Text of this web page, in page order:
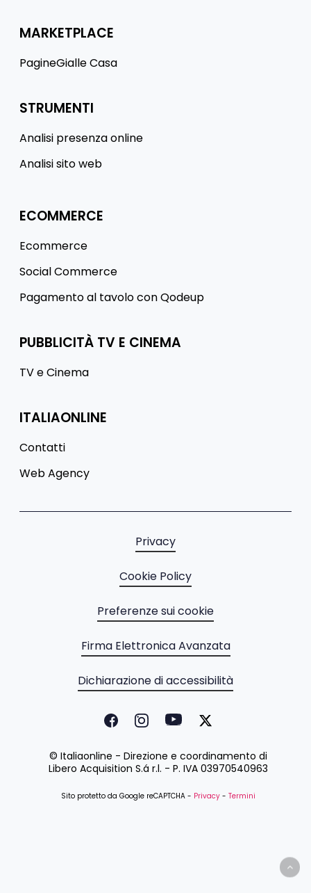
MARKETPLACE
PagineGialle Casa
STRUMENTI
Analisi presenza online
Analisi sito web
ECOMMERCE
Ecommerce
Social Commerce
Pagamento al tavolo con Qodeup
PUBBLICITÀ TV E CINEMA
TV e Cinema
ITALIAONLINE
Contatti
Web Agency
Privacy
Cookie Policy
Preferenze sui cookie
Firma Elettronica Avanzata
Dichiarazione di accessibilità
© Italiaonline - Direzione e coordinamento di
Libero Acquisition S.á r.l. - P. IVA 03970540963
Sito protetto da Google reCAPTCHA - Privacy - Termini